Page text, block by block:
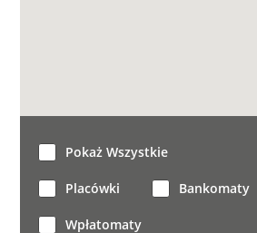
Pokaż Wszystkie
Placówki Bankomaty
Wpłatomaty